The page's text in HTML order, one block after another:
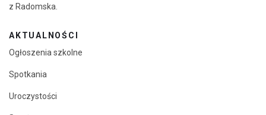
z Radomska.
AKTUALNOŚCI
Ogłoszenia szkolne
Spotkania
Uroczystości